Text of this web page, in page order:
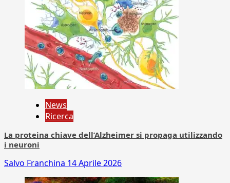
News
Ricerca
La proteina chiave dell’Alzheimer si propaga utilizzando
i neuroni
Salvo Franchina 14 Aprile 2026